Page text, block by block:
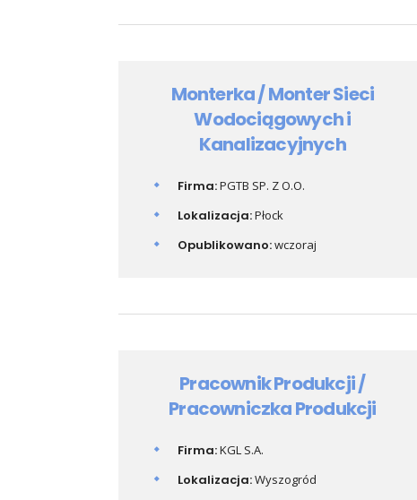
Monterka / Monter Sieci
Wodociągowych i
Kanalizacyjnych
Firma:PGTB SP. Z O.O.
Lokalizacja:Płock
Opublikowano:wczoraj
Pracownik Produkcji /
Pracowniczka Produkcji
Firma:KGL S.A.
Lokalizacja:Wyszogród